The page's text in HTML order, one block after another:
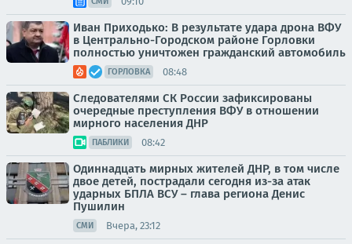
Иван Приходько: В результате удара дрона ВФУ
в Центрально-Городском районе Горловки
полностью уничтожен гражданский автомобиль
ГОРЛОВКА 08:48
Следователями СК России зафиксированы
очередные преступления ВФУ в отношении
мирного населения ДНР
ПАБЛИКИ 08:42
Одиннадцать мирных жителей ДНР, в том числе
двое детей, пострадали сегодня из-за атак
ударных БПЛА ВСУ – глава региона Денис
Пушилин
СМИ Вчера, 23:12